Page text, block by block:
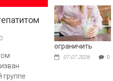
0
группе
ограничить
07.07.2026 0